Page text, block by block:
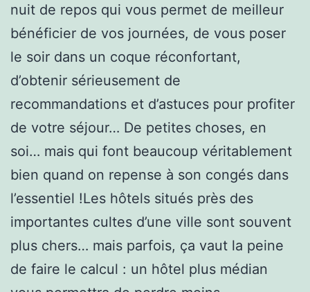
nuit de repos qui vous permet de meilleur
bénéficier de vos journées, de vous poser
le soir dans un coque réconfortant,
d’obtenir sérieusement de
recommandations et d’astuces pour profiter
de votre séjour… De petites choses, en
soi… mais qui font beaucoup véritablement
bien quand on repense à son congés dans
l’essentiel !Les hôtels situés près des
importantes cultes d’une ville sont souvent
plus chers… mais parfois, ça vaut la peine
de faire le calcul : un hôtel plus médian